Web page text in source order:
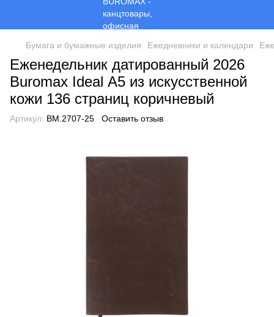
Бумага и бумажные изделия Ежедневники и календари
Еженедельник датированный 2026
Buromax Ideal А5 из искусственной
кожи 136 страниц коричневый
Артикул: BM.2707-25 Оставить отзыв